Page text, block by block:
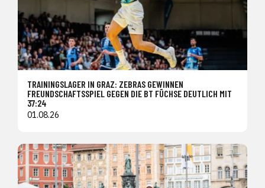
TRAININGSLAGER IN GRAZ: ZEBRAS GEWINNEN
FREUNDSCHAFTSSPIEL GEGEN DIE BT FÜCHSE DEUTLICH MIT
37:24
01.08.26